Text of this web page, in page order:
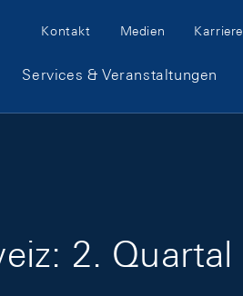
Meta Navigation
Kontakt Medien Karriere
Services & Veranstaltungen
2. Quartal